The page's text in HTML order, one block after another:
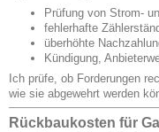
Prüfung von Strom-
fehlerhafte
überhöhte
Kündigung,
Ich prüfe, ob Forderungen
wie sie abgewehrt werden
Rückbaukosten für